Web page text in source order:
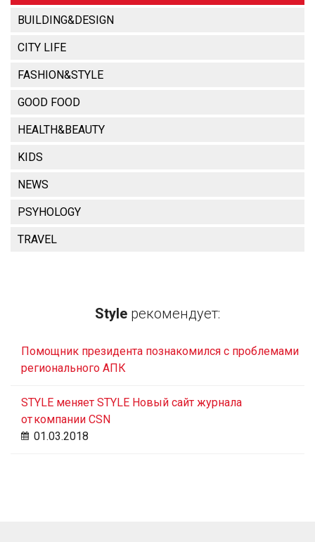
BUILDING&DESIGN
CITY LIFE
FASHION&STYLE
GOOD FOOD
HEALTH&BEAUTY
KIDS
NEWS
PSYHOLOGY
TRAVEL
Style рекомендует:
Помощник президента познакомился с проблемами
регионального АПК
STYLE меняет STYLE Новый сайт журнала
от компании CSN
01.03.2018